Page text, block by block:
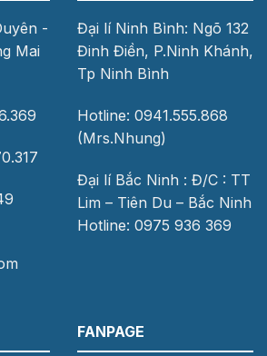
-
Mai
Đại lí Ninh Bình: Ngõ 132
Đinh Điền, P.Ninh Khánh,
Tp Ninh Bình
Hotline: 0941.555.868
(Mrs.Nhung)
Đại lí Bắc Ninh : Đ/C : TT
Lim – Tiên Du – Bắc Ninh
Hotline: 0975 936 369
FANPAGE